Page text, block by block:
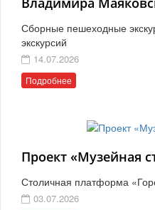
Сборные пешеходные
экскурсий
14.07.2026
Подробнее
Проект «Музейная
Столичная платформа
03.07.2026